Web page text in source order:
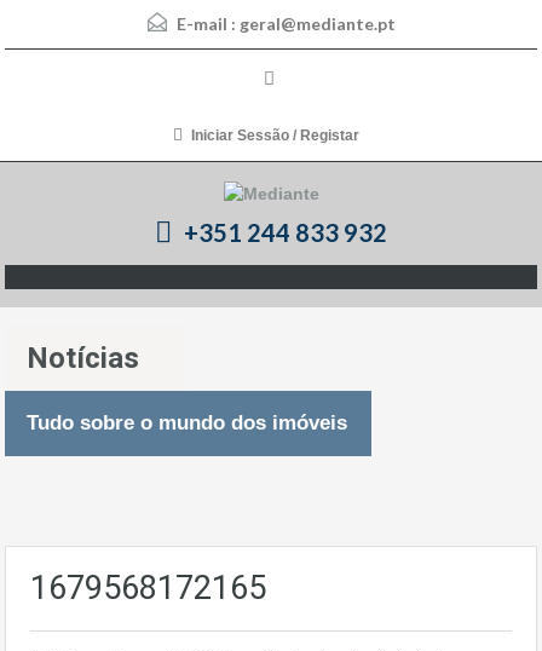
E-mail : geral@mediante.pt
Iniciar Sessão / Registar
+351 244 833 932
Notícias
Tudo sobre o mundo dos imóveis
1679568172165